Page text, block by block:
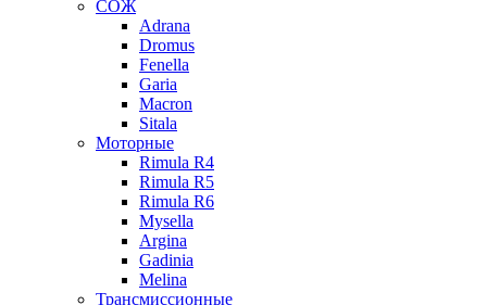
СОЖ
Adrana
Dromus
Fenella
Garia
Macron
Sitala
Моторные
Rimula R4
Rimula R5
Rimula R6
Mysella
Argina
Gadinia
Melina
Трансмиссионные